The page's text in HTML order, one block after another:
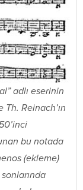
adlı eserinin
Reinach’ın
bu notada
(ekleme)